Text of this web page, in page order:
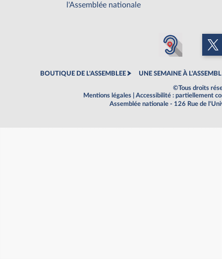
l'Assemblée nationale
BOUTIQUE DE L'ASSEMBLEE UNE SEMAINE À
©Tous droits
Mentions légales
Accessibilité : partiellement
Assemblée nationale - 126 Rue de